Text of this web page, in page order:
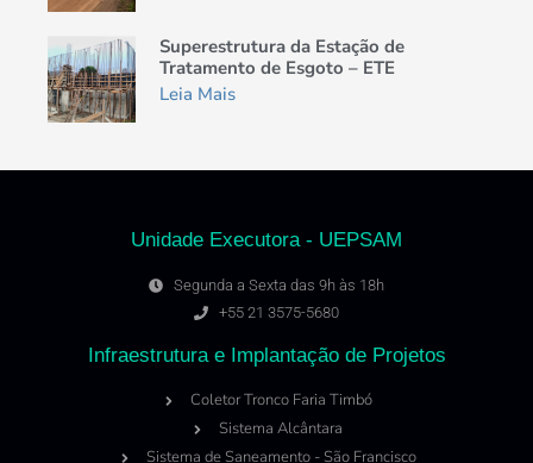
Superestrutura da Estação de
Tratamento de Esgoto – ETE
Leia Mais
Unidade Executora - UEPSAM
Segunda a Sexta das 9h às 18h
+55 21 3575-5680
Infraestrutura e Implantação de Projetos
Coletor Tronco Faria Timbó
Sistema Alcântara
Sistema de Saneamento - São Francisco